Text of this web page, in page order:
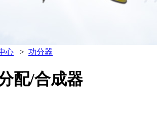
心 > 功分器
配/合成器